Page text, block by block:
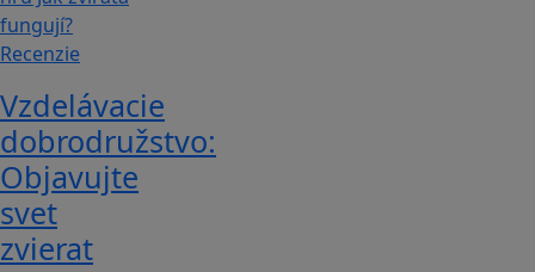
Recenzie
Vzdelávacie
dobrodružstvo:
Objavujte
svet
zvierat